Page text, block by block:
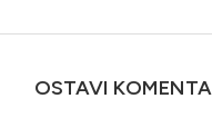
OSTAVI